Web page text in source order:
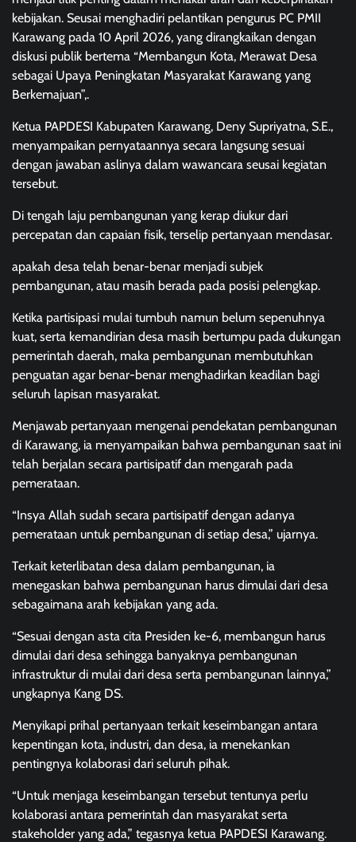
kebijakan. Seusai menghadiri pelantikan pengurus PC PMII
Karawang pada 10 April 2026, yang dirangkaikan dengan
diskusi publik bertema “Membangun Kota, Merawat Desa
sebagai Upaya Peningkatan Masyarakat Karawang yang
Berkemajuan”,.
Ketua PAPDESI Kabupaten Karawang, Deny Supriyatna, S.E.,
menyampaikan pernyataannya secara langsung sesuai
dengan jawaban aslinya dalam wawancara seusai kegiatan
tersebut.
Di tengah laju pembangunan yang kerap diukur dari
percepatan dan capaian fisik, terselip pertanyaan mendasar.
apakah desa telah benar-benar menjadi subjek
pembangunan, atau masih berada pada posisi pelengkap.
Ketika partisipasi mulai tumbuh namun belum sepenuhnya
kuat, serta kemandirian desa masih bertumpu pada dukungan
pemerintah daerah, maka pembangunan membutuhkan
penguatan agar benar-benar menghadirkan keadilan bagi
seluruh lapisan masyarakat.
Menjawab pertanyaan mengenai pendekatan pembangunan
di Karawang, ia menyampaikan bahwa pembangunan saat ini
telah berjalan secara partisipatif dan mengarah pada
pemerataan.
“Insya Allah sudah secara partisipatif dengan adanya
pemerataan untuk pembangunan di setiap desa,” ujarnya.
Terkait keterlibatan desa dalam pembangunan, ia
menegaskan bahwa pembangunan harus dimulai dari desa
sebagaimana arah kebijakan yang ada.
“Sesuai dengan asta cita Presiden ke-6, membangun harus
dimulai dari desa sehingga banyaknya pembangunan
infrastruktur di mulai dari desa serta pembangunan lainnya,”
ungkapnya Kang DS.
Menyikapi prihal pertanyaan terkait keseimbangan antara
kepentingan kota, industri, dan desa, ia menekankan
pentingnya kolaborasi dari seluruh pihak.
“Untuk menjaga keseimbangan tersebut tentunya perlu
kolaborasi antara pemerintah dan masyarakat serta
stakeholder yang ada,” tegasnya ketua PAPDESI Karawang.